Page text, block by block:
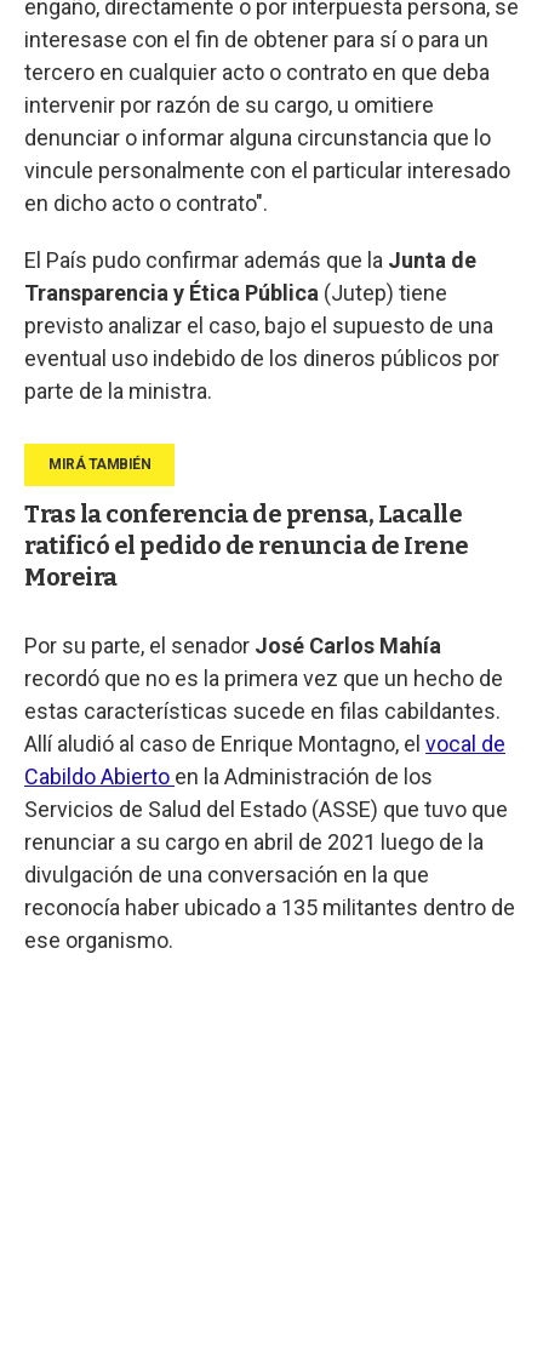
engaño, directamente o por interpuesta persona, se
interesase con el fin de obtener para sí o para un
tercero en cualquier acto o contrato en que deba
intervenir por razón de su cargo, u omitiere
denunciar o informar alguna circunstancia que lo
vincule personalmente con el particular interesado
en dicho acto o contrato".
El País pudo confirmar además que la Junta de
Transparencia y Ética Pública (Jutep) tiene
previsto analizar el caso, bajo el supuesto de una
eventual uso indebido de los dineros públicos por
parte de la ministra.
Tras la conferencia de prensa, Lacalle
ratificó el pedido de renuncia de Irene
Moreira
Por su parte, el senador José Carlos Mahía
recordó que no es la primera vez que un hecho de
estas características sucede en filas cabildantes.
Allí aludió al caso de Enrique Montagno, el vocal de
Cabildo Abierto en la Administración de los
Servicios de Salud del Estado (ASSE) que tuvo que
renunciar a su cargo en abril de 2021 luego de la
divulgación de una conversación en la que
reconocía haber ubicado a 135 militantes dentro de
ese organismo.